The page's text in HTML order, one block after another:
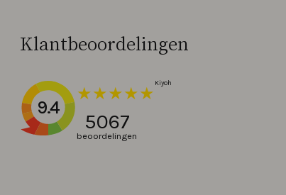
Klantbeoordelingen
9.4
5067
beoordelingen